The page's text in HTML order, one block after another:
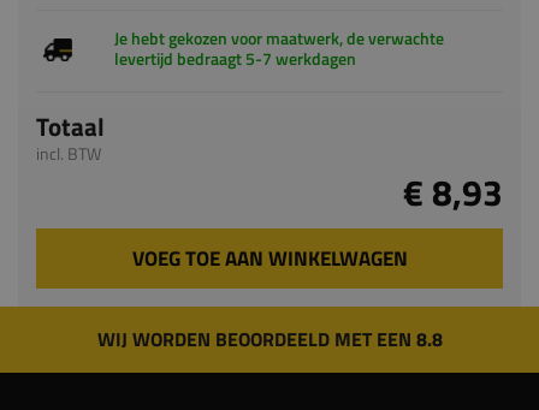
Je hebt gekozen voor maatwerk, de verwachte
levertijd bedraagt 5-7 werkdagen
Totaal
incl. BTW
€ 8,93
VOEG TOE AAN WINKELWAGEN
WIJ WORDEN BEOORDEELD MET EEN 8.8